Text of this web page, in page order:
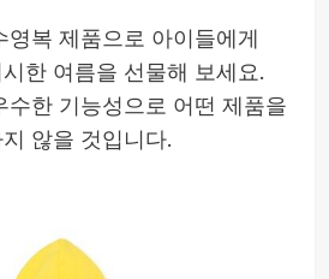
복 제품으로 아이들에게
한 여름을 선물해 보세요.
수한 기능성으로 어떤 제품을
않을 것입니다.